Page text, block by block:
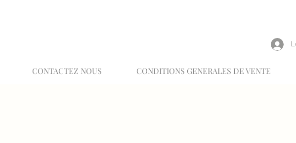
CONTACTEZ NOUS CONDITIONS GENERALES DE VENTE